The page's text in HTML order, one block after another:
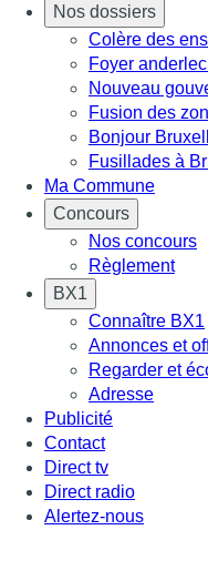
Nos dossiers
Colère des
Foyer
Nouveau
Fusion des
Bonjour
Fusillades à
Ma Commune
Concours
Nos concours
Règlement
BX1
Connaître BX1
Annonces et
Regarder et
Adresse
Publicité
Contact
Direct tv
Direct radio
Alertez-nous